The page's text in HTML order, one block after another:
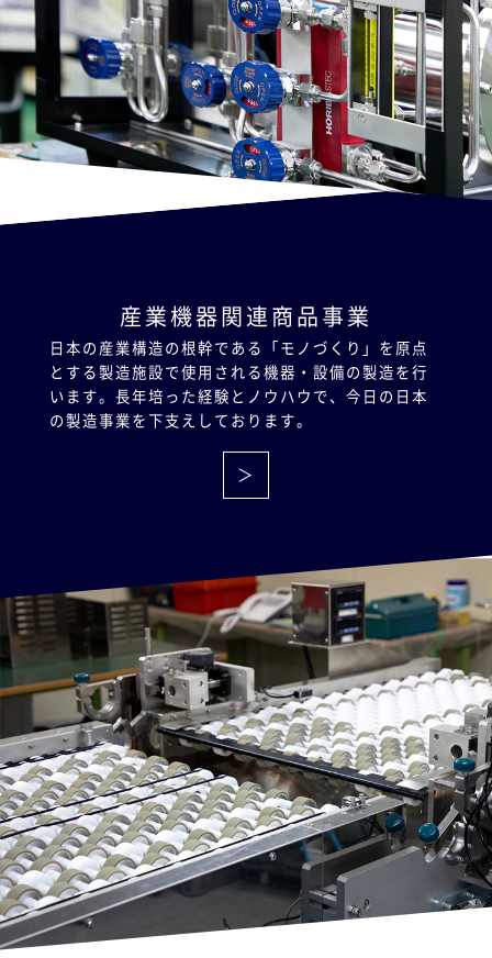
産業機器関連商品事業
日本の産業構造の根幹である「モノづくり」を原点
とする製造施設で使用される機器・設備の製造を行
います。長年培った経験とノウハウで、今日の日本
の製造事業を下支えしております。
＞